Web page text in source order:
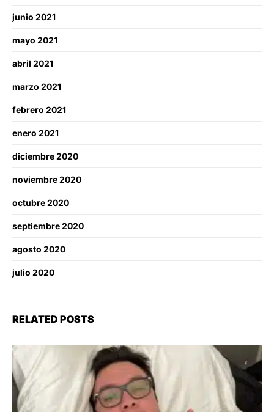
junio 2021
mayo 2021
abril 2021
marzo 2021
febrero 2021
enero 2021
diciembre 2020
noviembre 2020
octubre 2020
septiembre 2020
agosto 2020
julio 2020
RELATED POSTS